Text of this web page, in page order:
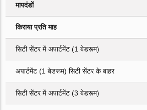
मापदंडों
किराया प्रति माह
सिटी सेंटर में अपार्टमेंट (1 बेडरूम)
अपार्टमेंट (1 बेडरूम) सिटी सेंटर के बाहर
सिटी सेंटर में अपार्टमेंट (3 बेडरूम)